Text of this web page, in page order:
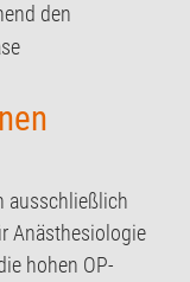
den
ausschließlich
Anästhesiologie
hohen OP-